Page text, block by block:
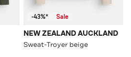
-43%* Sale
NEW ZEALAND AUCKLAND
Sweat-Troyer beige